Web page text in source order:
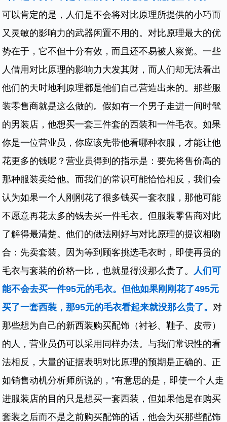
可以肯定的是，人们是不会将对比原理所提供的小巧而
又灵敏的影响力的武器闲置不用的。对比原理最大的优
势在于，它不但十分有效，而且还不易被人察觉。一些
人借用对比原理的影响力大发其财，而人们却无法看出
他们的天时地利原理都是他们自己营造出来的。那些服
装零售商就是这么做的。假如有一个男子走进一间时髦
的男装店，他想买一套三件套的西装和一件毛衣。如果
你是一位营业员，你应该先带他看哪种衣服，才能让他
花更多的钱呢？营业员得到的指示是：要先将售价高的
那种服装卖给他。而我们的常识可能恰恰相反，我们会
认为如果一个人刚刚花了很多钱买一套衣服，那他可能
不愿意再花太多的钱去买一件毛衣。但服装零售商对此
了解得最清楚。他们的做法刚好与对比原理的提议相吻
合：先卖套装。因为等到顾客挑选毛衣时，即使再贵的
毛衣与套装的价格一比，也就显得没那么贵了。
人们可
能不会去买一件95元的毛衣。但他如果刚刚花了495元
买了一套西装，那95元的毛衣看起来就没那么贵了。 对
那些想为自己的新西装购买配饰（衬衫、鞋子、皮带）
的人，营业员仍可以采用同样办法。与我们常识性的看
法相反，大量的证据表明对比原理的预期是正确的。正
如销售动机分析师所说的，“有意思的是，即使一个人走
进服装店的目的只是想买一套西装，但如果他是在购买
套装之后而不是之前购买配饰的话，他会为买那些配饰